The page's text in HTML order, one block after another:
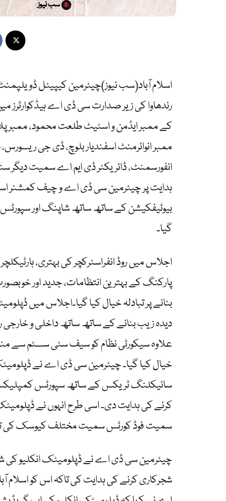
سب نیوز
اسلام آباد(سب نیوز)چیئرمین کیپیٹل
رندھاوا کی زیر صدارت سی ڈی اے
کے ممبر ایڈمن و اسٹیٹ طلعت محمود، ممبر
ممبر انوائرمنٹ اسفندیار بلوچ، ڈی جی
انفورسمنٹ، ڈائریکٹر ڈی ایم اے سمیت دیگر
ہدایت پر چیئرمین سی ڈی اے و چیف کمشنر
بیوٹیفکیشن کے ساتھ ساتھ شاپنگ اور
گیا۔
اجلاس میں روڈ انفراسٹرکچر کی بہتری،
پارکنگ کے بہترین انتظامات، جدید اور
بنانے پر تبادلہ خیال کیا گیا۔اجلاس میں
دیدہ زیب بنانے کے ساتھ ساتھ داخلی و
علاوہ سیکورٹی نظام کو سیف سٹی سسٹم سے
خیال کیا گیا۔ چیئرمین سی ڈی اے نے
سائیکلنگ ٹریکس کے ساتھ سپورٹس
کرنے کی ہدایت دی۔ اسی طرح انہوں نے
سمیت فوڈ کورٹس سمیت مختلف کیوسک کی
چیئرمین سی ڈی اے نے ڈپلومیٹک انکلیو کی
شجرکاری کرنے کی ہدایت کی تاکہ اس کو